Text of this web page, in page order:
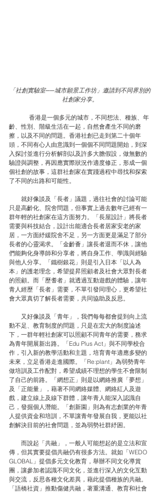
「社創實驗室──城市願景工作坊」邀請到不同界別的
社創家分享。
齡、性別、階級生活在一起，自然會產生不同的磨
擦，以及不同的問題。香港社創已走到第二十個年
頭，不同有心人由意識到一個個不同問題開始，到深
入探討並進行分析解剖以及許多大膽假設，做無數的
驗證與調整，再因應實際狀況作適度修正，形成一個
個社創的故事，這群社創家在實踐過程中尋找和探索
了不同的出路和可能性。
就好像談及「長者」議題，過往社會的討論可能
只是高齡化、院舍問題，但事實上過去數年已經有一
群年輕的社創家在這方面努力。「長屋設計」將長者
需要與科技結合，設計出能適合長者居家安老的家
居，一方面紓緩院舍不足，另一方面更是滿足了部分
長者的心靈渴求。「金齡薈」讓長者退而不休，讓他
們能夠化身導師和分享者，將自身工作、學識與經驗
與他人分享。「鐵樹銀花」則是引入日本「以人為
本」的護老理念，希望提昇照顧者及社會大眾對長者
的照顧。而「歷耆者」就透過互動遊戲的體驗，讓年
青人經歷「長者」需要，不單引發同理心，更希望社
會大眾真切了解長者需要，共同協助及反思。
又好像談及「青年」，我們每每都會提到向上流
動不足、教育制度的問題，只是在宏大的制度論述
下，一群年輕社創家可以照顧不同青年的需要，務求
為青年開展新出路。「Edu Plus Act」與不同學校合
作，引入新的教學活動和主題，培育青年適應多變的
未來，立足香港走進國際。「Re:plant」為弱勢青年
做培訓及工作配對，希望成績不理想的學生不會限制
了自己的前路。「網想正」則是以網絡推廣「夢想」
及「正能量」，藉著不同網絡媒體、網絡紅人及遊
戲，建立線上及線下群體，讓年青人能深入認識自
己，發掘個人潛能。「創新園」則為有志創業的年青
人提供資金和培訓，不單讓青年發展自我，更能以社
創解決目前的社會問題，並為弱勢社群紓困。
而說起「共融」，一般人可能想起的是立法和宣
傳，但其實要提倡共融仍有很多方法。就如「WEDO
GLOBAL」提倡多元文化教育，舉辦不同文化導賞
團，讓參加者認識不同文化，並進行深入的文化互動
與交流，反思各種文化差異，藉此提倡種族的共融。
「語橋社資」推動傷健共融，著重溝通、教育和社會